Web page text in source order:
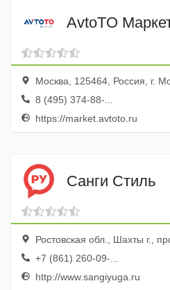
AvtoTO
Москва, 125464, Россия, г. Москва, Муниципальный округ Митино вн.тер.г.,
8 (495) 374-88-...
https://market.avtoto.ru
Санги Стиль
Ростовская обл., Шахты г.,
+7 (861) 260-09-...
http://www.sangiyuga.ru